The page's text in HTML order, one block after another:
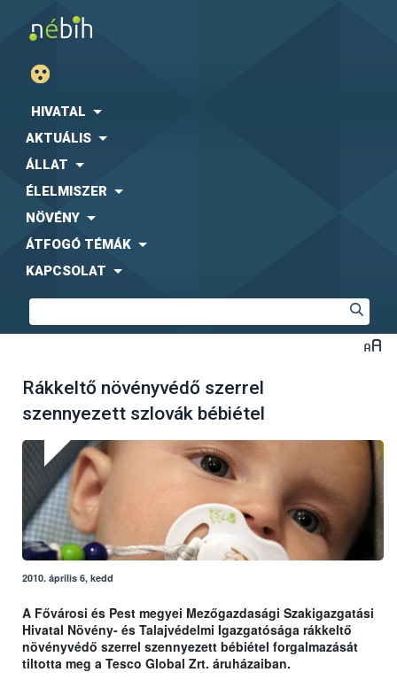
HIVATAL
AKTUÁLIS
ÁLLAT
ÉLELMISZER
NÖVÉNY
ÁTFOGÓ TÉMÁK
KAPCSOLAT
Rákkeltő növényvédő szerrel
szennyezett szlovák bébiétel
2010. április 6, kedd
A Fővárosi és Pest megyei Mezőgazdasági Szakigazgatási
Hivatal Növény- és Talajvédelmi Igazgatósága rákkeltő
növényvédő szerrel szennyezett bébiétel forgalmazását
tiltotta meg a Tesco Global Zrt. áruházaiban.